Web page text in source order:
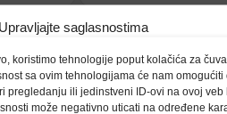
Upravljajte saglasnostima
koristimo tehnologije poput kolačića za
sa ovim tehnologijama će nam
pregledanju ili jedinstveni ID-ovi na ovoj veb
može negativno uticati na određene
Lenovo Laptop